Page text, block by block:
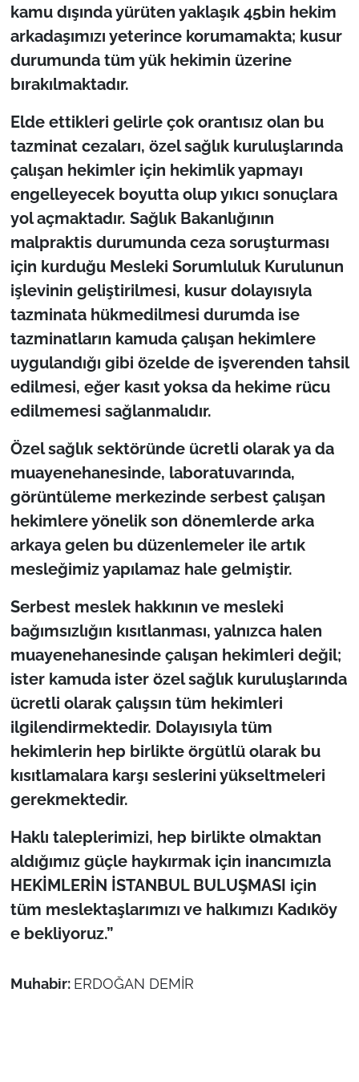
kamu dışında yürüten yaklaşık 45bin hekim
arkadaşımızı yeterince korumamakta; kusur
durumunda tüm yük hekimin üzerine
bırakılmaktadır.
Elde ettikleri gelirle çok orantısız olan bu
tazminat cezaları, özel sağlık kuruluşlarında
çalışan hekimler için hekimlik yapmayı
engelleyecek boyutta olup yıkıcı sonuçlara
yol açmaktadır. Sağlık Bakanlığının
malpraktis durumunda ceza soruşturması
için kurduğu Mesleki Sorumluluk Kurulunun
işlevinin geliştirilmesi, kusur dolayısıyla
tazminata hükmedilmesi durumda ise
tazminatların kamuda çalışan hekimlere
uygulandığı gibi özelde de işverenden tahsil
edilmesi, eğer kasıt yoksa da hekime rücu
edilmemesi sağlanmalıdır.
Özel sağlık sektöründe ücretli olarak ya da
muayenehanesinde, laboratuvarında,
görüntüleme merkezinde serbest çalışan
hekimlere yönelik son dönemlerde arka
arkaya gelen bu düzenlemeler ile artık
mesleğimiz yapılamaz hale gelmiştir.
Serbest meslek hakkının ve mesleki
bağımsızlığın kısıtlanması, yalnızca halen
muayenehanesinde çalışan hekimleri değil;
ister kamuda ister özel sağlık kuruluşlarında
ücretli olarak çalışsın tüm hekimleri
ilgilendirmektedir. Dolayısıyla tüm
hekimlerin hep birlikte örgütlü olarak bu
kısıtlamalara karşı seslerini yükseltmeleri
gerekmektedir.
Haklı taleplerimizi, hep birlikte olmaktan
aldığımız güçle haykırmak için inancımızla
HEKİMLERİN İSTANBUL BULUŞMASI için
tüm meslektaşlarımızı ve halkımızı Kadıköy
e bekliyoruz.”
Muhabir: ERDOĞAN DEMİR